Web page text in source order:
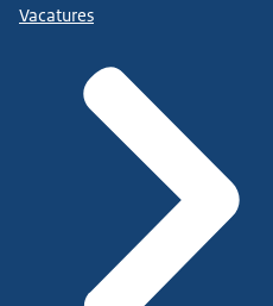
Vacatures